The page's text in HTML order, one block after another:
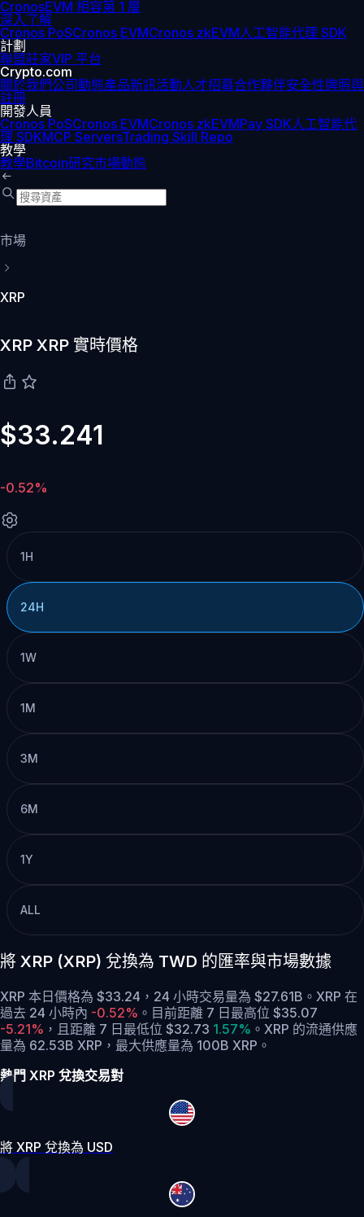
CronosEVM 相容第 1 層
深入了解
Cronos PoSCronos EVMCronos zkEVM人工智能代理 SDK
計劃
聯盟莊家VIP 平台
Crypto.com
關於我們公司動態產品新訊活動人才招募合作夥伴安全性牌照與
註冊
開發人員
Cronos PoSCronos EVMCronos zkEVMPay SDK人工智能代
理 SDKMCP ServersTrading Skill Repo
教學
教學Bitcoin研究市場動態
市場
XRP
XRP XRP 實時價格
$33.241
-0.52%
1H
24H
1W
1M
3M
6M
1Y
ALL
將 XRP (XRP) 兌換為 TWD 的匯率與市場數據
XRP 本日價格為 $33.24，24 小時交易量為 $27.61B。XRP 在
過去 24 小時內 -0.52% 。 目前距離 7 日最高位 $35.07
-5.21% ， 且距離 7 日最低位 $32.73 1.57% 。 XRP 的流通供應
量為 62.53B XRP，最大供應量為 100B XRP。
熱門 XRP 兌換交易對
將 XRP 兌換為 USD